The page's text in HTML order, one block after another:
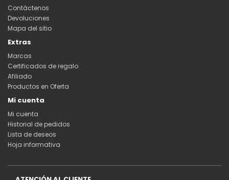
Contáctenos
Devoluciones
Mapa del sitio
Extras
Marcas
Certificados de regalo
Afiliado
Productos en Oferta
Mi cuenta
Mi cuenta
Historial de pedidos
Lista de deseos
Hoja informativa